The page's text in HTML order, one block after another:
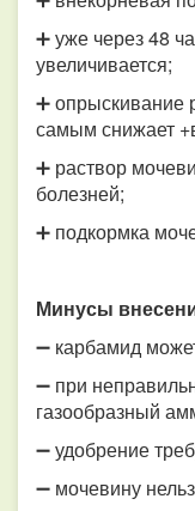
➕ уже через 48
увеличивается;
➕ опрыскивание
самым снижает
➕ раствор
болезней;
➕ подкормка
Минусы
➖ карбамид
➖ при
газообразный
➖ удобрение
➖ мочевину